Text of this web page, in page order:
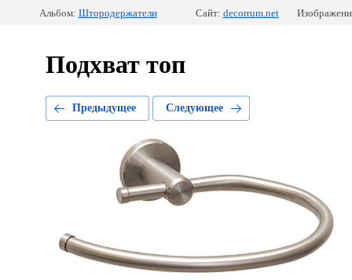
Альбом: Штородержатели Сайт: decorrum.net
Подхват топ
Предыдущее Следующее